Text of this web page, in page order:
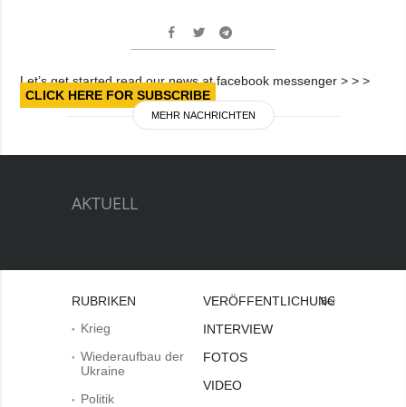
Let’s get started read our news at facebook messenger > > >
CLICK HERE FOR SUBSCRIBE
MEHR NACHRICHTEN
AKTUELL
RUBRIKEN
Krieg
Wiederaufbau der
Ukraine
Politik
VERÖFFENTLICHUNGEN
INTERVIEW
FOTOS
VIDEO
Bei